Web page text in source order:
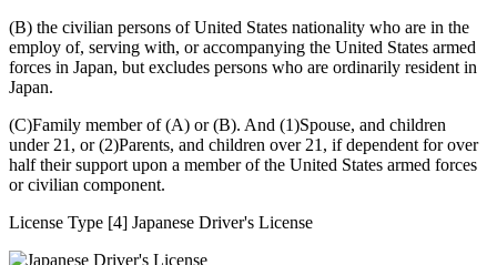
(B) the civilian persons of United States nationality who are in the
employ of, serving with, or accompanying the United States armed
forces in Japan, but excludes persons who are ordinarily resident in
Japan.
(C)Family member of (A) or (B). And (1)Spouse, and children
under 21, or (2)Parents, and children over 21, if dependent for over
half their support upon a member of the United States armed forces
or civilian component.
License Type [4] Japanese Driver's License